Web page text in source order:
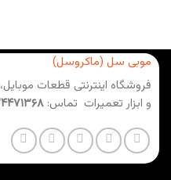
موبی سل (ماکروسل)
فروشگاه اینترنتی قطعات
و ابزار تعمیرات تماس: